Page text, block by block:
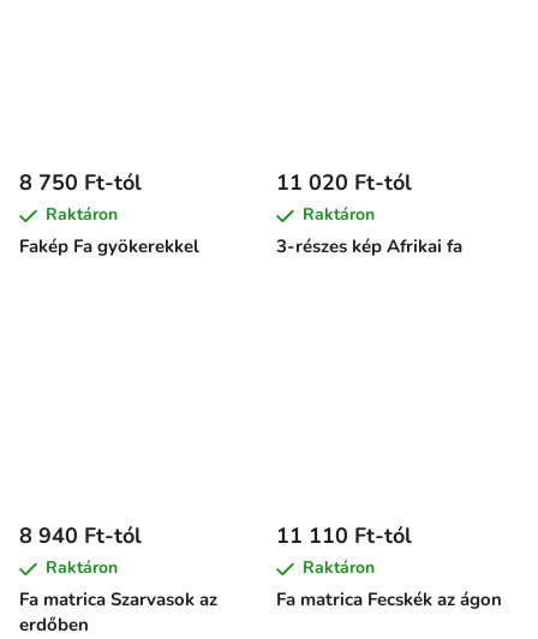
Fakép Fa gyökerekkel
8 750 Ft-tól
Raktáron
3-részes kép Afrikai fa
11 020 Ft-tól
Raktáron
Fa matrica Szarvasok az
erdőben
8 940 Ft-tól
Raktáron
Fa matrica Fecskék az ágon
11 110 Ft-tól
Raktáron